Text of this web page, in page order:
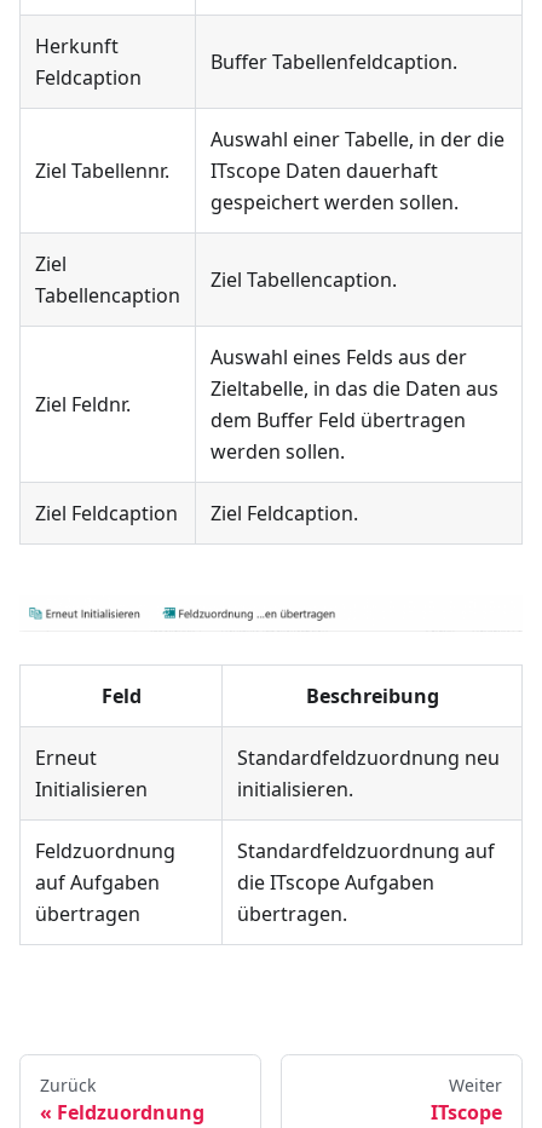
Herkunft
Feldcaption
Buffer Tabellenfeldcaption.
Ziel Tabellennr.
Auswahl einer Tabelle, in der die
ITscope Daten dauerhaft
gespeichert werden sollen.
Ziel
Tabellencaption
Ziel Tabellencaption.
Ziel Feldnr.
Auswahl eines Felds aus der
Zieltabelle, in das die Daten aus
dem Buffer Feld übertragen
werden sollen.
Ziel Feldcaption Ziel Feldcaption.
Feld Beschreibung
Erneut
Initialisieren
Standardfeldzuordnung neu
initialisieren.
Feldzuordnung
auf Aufgaben
übertragen
Standardfeldzuordnung auf
die ITscope Aufgaben
übertragen.
Zurück
Feldzuordnung
Weiter
ITscope